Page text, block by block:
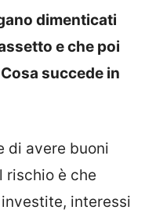
dimenticati
e che poi
succede in
di avere buoni
è che
interessi